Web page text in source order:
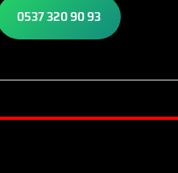
0537 320 90 93